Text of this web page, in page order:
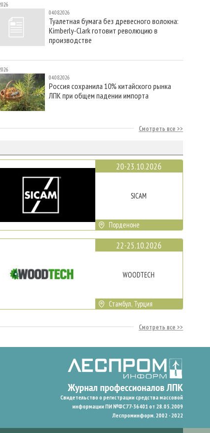
04.08.2026
Туалетная бумага без древесного волокна:
Kimberly-Clark готовит революцию в
производстве
04.08.2026
Россия сохранила 10% китайского рынка
ЛПК при общем падении импорта
Смотреть все
20-23.10.2026
SICAM
Порденоне
22-25.10.2026
WOODTECH
Стамбул, Турция
Смотреть все
Свидетельство о регистрации средства массовой
информации ПИ №ФС77-36401 от 28.05.2009
Леспроминформ. 2002 - 2022